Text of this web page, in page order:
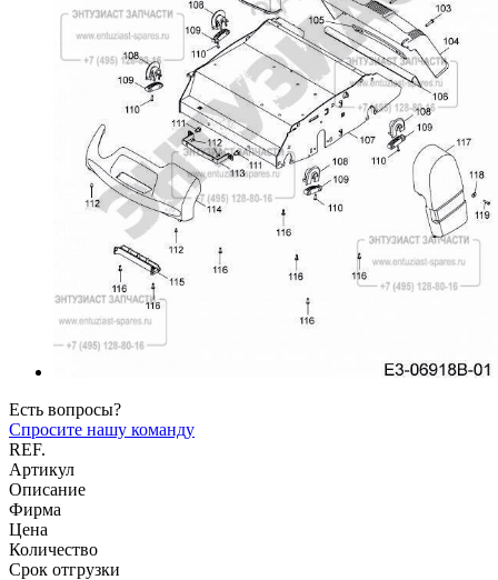
Есть вопросы?
Спросите нашу команду
REF.
Артикул
Описание
Фирма
Цена
Количество
Срок отгрузки